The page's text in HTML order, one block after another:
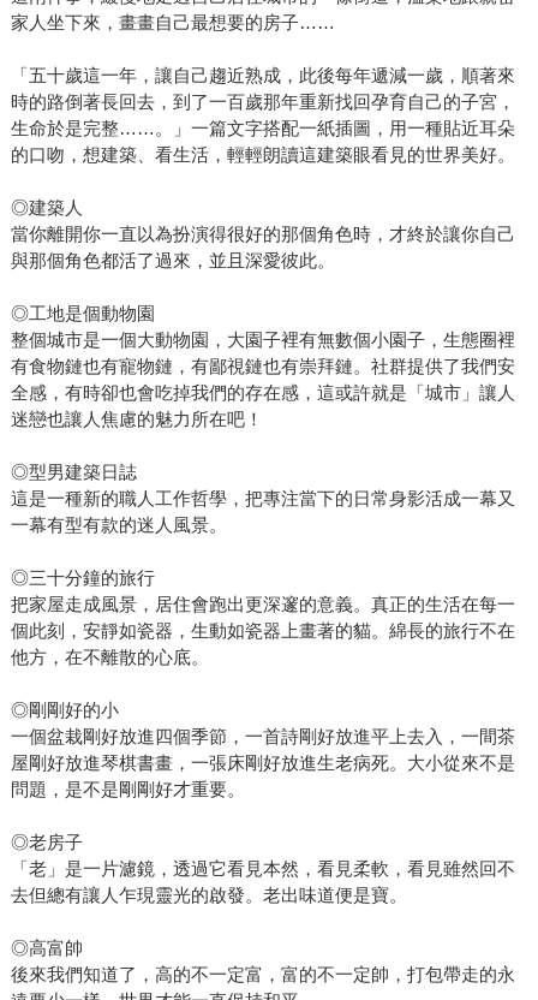
家人坐下來，畫畫自己最想要的房子……
「五十歲這一年，讓自己趨近熟成，此後每年遞減一歲，順著來
時的路倒著長回去，到了一百歲那年重新找回孕育自己的子宮，
生命於是完整……。」一篇文字搭配一紙插圖，用一種貼近耳朵
的口吻，想建築、看生活，輕輕朗讀這建築眼看見的世界美好。
◎建築人
當你離開你一直以為扮演得很好的那個角色時，才終於讓你自己
與那個角色都活了過來，並且深愛彼此。
◎工地是個動物園
整個城市是一個大動物園，大園子裡有無數個小園子，生態圈裡
有食物鏈也有寵物鏈，有鄙視鏈也有崇拜鏈。社群提供了我們安
全感，有時卻也會吃掉我們的存在感，這或許就是「城市」讓人
迷戀也讓人焦慮的魅力所在吧！
◎型男建築日誌
這是一種新的職人工作哲學，把專注當下的日常身影活成一幕又
一幕有型有款的迷人風景。
◎三十分鐘的旅行
把家屋走成風景，居住會跑出更深邃的意義。真正的生活在每一
個此刻，安靜如瓷器，生動如瓷器上畫著的貓。綿長的旅行不在
他方，在不離散的心底。
◎剛剛好的小
一個盆栽剛好放進四個季節，一首詩剛好放進平上去入，一間茶
屋剛好放進琴棋書畫，一張床剛好放進生老病死。大小從來不是
問題，是不是剛剛好才重要。
◎老房子
「老」是一片濾鏡，透過它看見本然，看見柔軟，看見雖然回不
去但總有讓人乍現靈光的啟發。老出味道便是寶。
◎高富帥
後來我們知道了，高的不一定富，富的不一定帥，打包帶走的永